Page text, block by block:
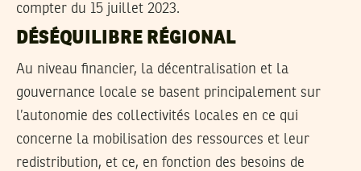
compter du 15 juillet 2023.
DÉSÉQUILIBRE RÉGIONAL
Au niveau financier, la décentralisation et la
gouvernance locale se basent principalement sur
l’autonomie des collectivités locales en ce qui
concerne la mobilisation des ressources et leur
redistribution, et ce, en fonction des besoins de